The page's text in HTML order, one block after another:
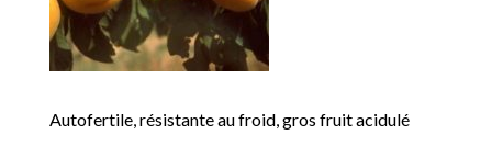
Autofertile, résistante au froid, gros fruit acidulé